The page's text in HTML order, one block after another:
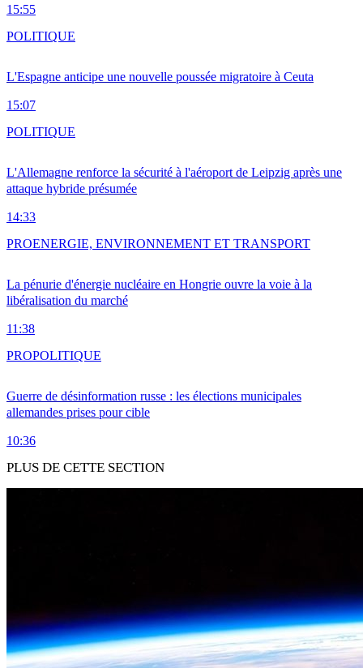
15:55
L'Espagne anticipe une nouvelle poussée migratoire à Ceuta
15:07
POLITIQUE
L'Allemagne renforce la sécurité à l'aéroport de Leipzig après une
attaque hybride présumée
14:33
POLITIQUE
La pénurie d'énergie nucléaire en Hongrie ouvre la voie à la
libéralisation du marché
11:38
PROENERGIE, ENVIRONNEMENT ET TRANSPORT
Guerre de désinformation russe : les élections municipales
allemandes prises pour cible
10:36
PROPOLITIQUE
PLUS DE CETTE SECTION